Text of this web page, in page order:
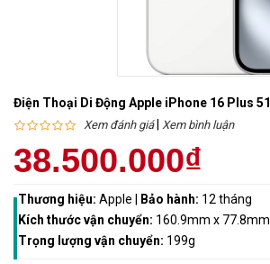
Điện Thoại Di Động Apple iPhone 16 Plus
Xem đánh giá| Xem bình luận
38.500.000₫
Thương hiệu: Apple Bảo hành: 12 tháng
Kích thước vận chuyển: 160.9mm x
Trọng lượng vận chuyển: 199g